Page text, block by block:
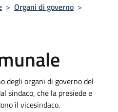
> Organi di governo >
degli organi di governo del
sindaco, che la presiede e
il vicesindaco.